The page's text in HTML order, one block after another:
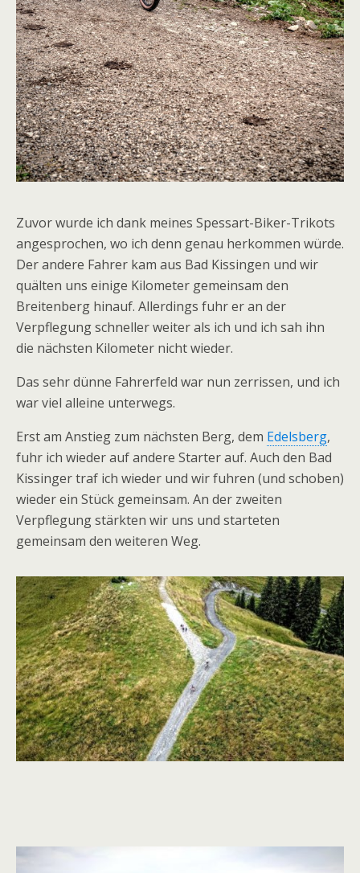
Zuvor wurde ich dank meines Spessart-Biker-Trikots
angesprochen, wo ich denn genau herkommen würde.
Der andere Fahrer kam aus Bad Kissingen und wir
quälten uns einige Kilometer gemeinsam den
Breitenberg hinauf. Allerdings fuhr er an der
Verpflegung schneller weiter als ich und ich sah ihn
die nächsten Kilometer nicht wieder.
Das sehr dünne Fahrerfeld war nun zerrissen, und ich
war viel alleine unterwegs.
Erst am Anstieg zum nächsten Berg, dem Edelsberg,
fuhr ich wieder auf andere Starter auf. Auch den Bad
Kissinger traf ich wieder und wir fuhren (und schoben)
wieder ein Stück gemeinsam. An der zweiten
Verpflegung stärkten wir uns und starteten
gemeinsam den weiteren Weg.